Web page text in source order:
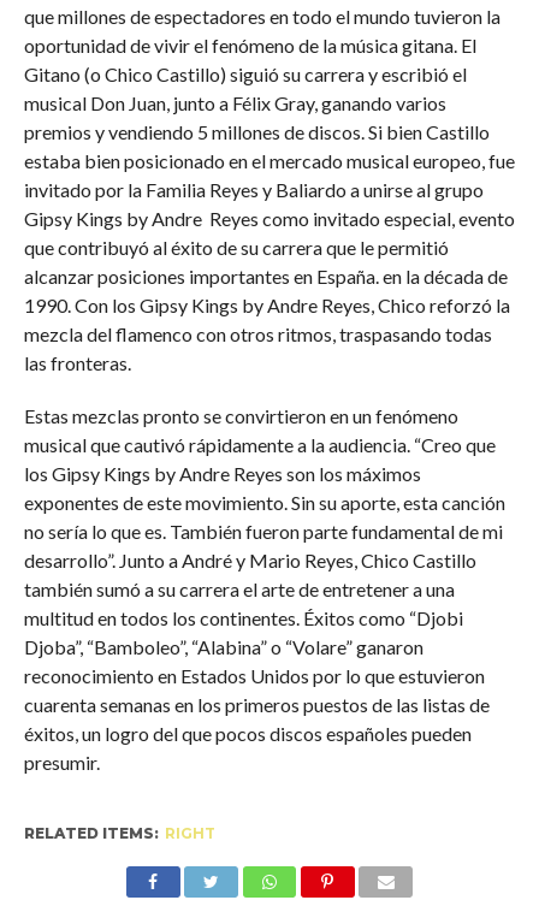
que millones de espectadores en todo el mundo tuvieron la
oportunidad de vivir el fenómeno de la música gitana. El
Gitano (o Chico Castillo) siguió su carrera y escribió el
musical Don Juan, junto a Félix Gray, ganando varios
premios y vendiendo 5 millones de discos. Si bien Castillo
estaba bien posicionado en el mercado musical europeo, fue
invitado por la Familia Reyes y Baliardo a unirse al grupo
Gipsy Kings by Andre Reyes como invitado especial, evento
que contribuyó al éxito de su carrera que le permitió
alcanzar posiciones importantes en España. en la década de
1990. Con los Gipsy Kings by Andre Reyes, Chico reforzó la
mezcla del flamenco con otros ritmos, traspasando todas
las fronteras.
Estas mezclas pronto se convirtieron en un fenómeno
musical que cautivó rápidamente a la audiencia. “Creo que
los Gipsy Kings by Andre Reyes son los máximos
exponentes de este movimiento. Sin su aporte, esta canción
no sería lo que es. También fueron parte fundamental de mi
desarrollo”. Junto a André y Mario Reyes, Chico Castillo
también sumó a su carrera el arte de entretener a una
multitud en todos los continentes. Éxitos como “Djobi
Djoba”, “Bamboleo”, “Alabina” o “Volare” ganaron
reconocimiento en Estados Unidos por lo que estuvieron
cuarenta semanas en los primeros puestos de las listas de
éxitos, un logro del que pocos discos españoles pueden
presumir.
RELATED ITEMS: RIGHT